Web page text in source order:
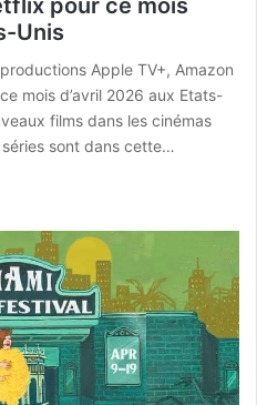
pour ce mois
Unis
Apple TV+, Amazon
mois d’avril 2026 aux Etats-
films dans les cinémas
sont dans cette…